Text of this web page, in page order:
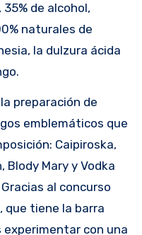
de alcohol,
naturales de
la dulzura ácida
preparación de
emblemáticos que
Caipiroska,
Blody Mary y Vodka
al concurso
que tiene la barra
experimentar con una